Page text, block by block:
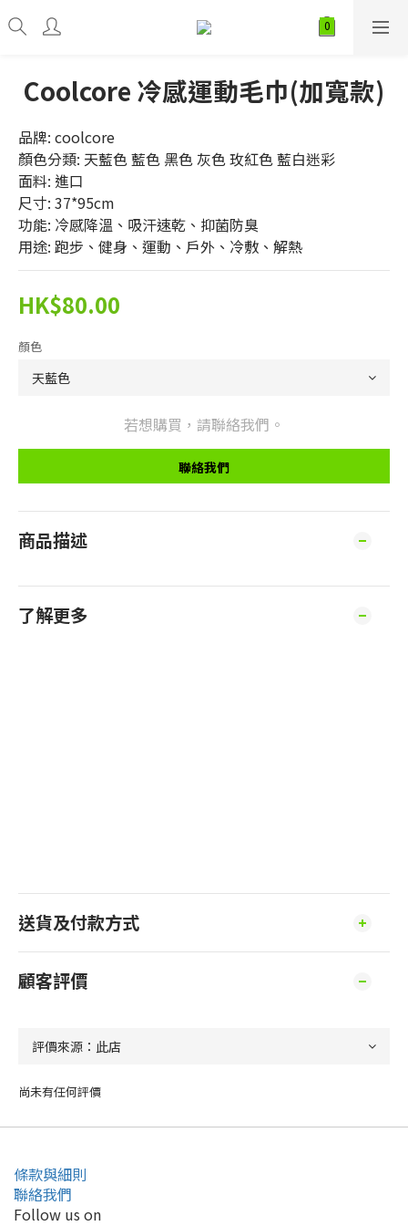
Coolcore 冷感運動毛巾(加寬款)
品牌: coolcore
顏色分類: 天藍色 藍色 黑色 灰色 玫紅色 藍白迷彩
面料: 進口
尺寸: 37*95cm
功能: 冷感降溫、吸汗速乾、抑菌防臭
用途: 跑步、健身、運動、戶外、冷敷、解熱
HK$80.00
顏色
若想購買，請聯絡我們。
聯絡我們
商品描述
了解更多
送貨及付款方式
顧客評價
尚未有任何評價
條款與細則
聯絡我們
Follow us on